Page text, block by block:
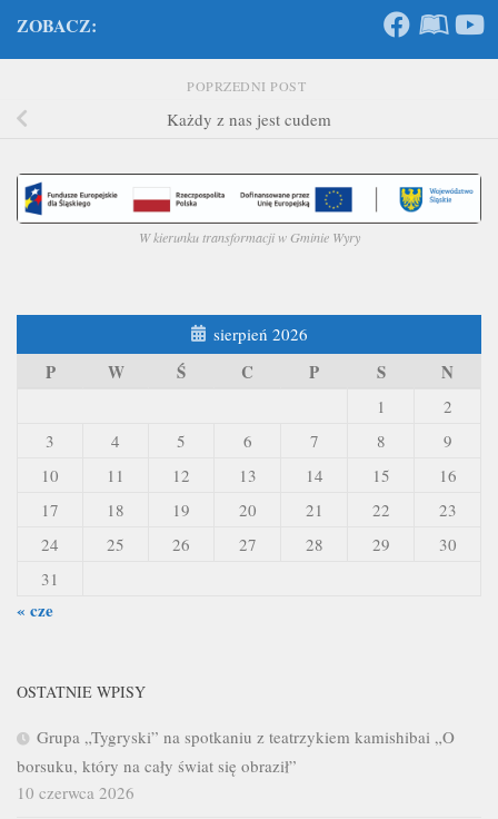
ZOBACZ:
POPRZEDNI POST
Każdy z nas jest cudem
W kierunku transformacji w Gminie Wyry
sierpień 2026
P W Ś C P S N
1
2
3
4 5 6 7 8
9
10
11 12 13 14 15
16
17
18 19 20 21 22
23
24
25 26 27 28 29
30
31
« cze
OSTATNIE WPISY
Grupa „Tygryski” na spotkaniu z teatrzykiem kamishibai „O
borsuku, który na cały świat się obraził”
10 czerwca 2026